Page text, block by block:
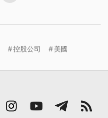
控股公司
美國